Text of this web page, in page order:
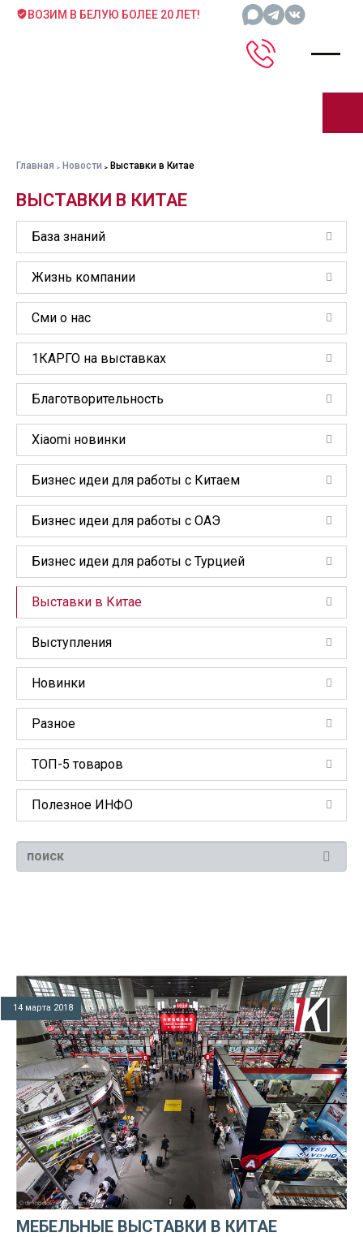
ВОЗИМ В БЕЛУЮ БОЛЕЕ 20 ЛЕТ!
Главная Новости Выставки в Китае
ВЫСТАВКИ В КИТАЕ
База знаний
Жизнь компании
Сми о нас
1КАРГО на выставках
Благотворительность
Xiaomi новинки
Бизнес идеи для работы с Китаем
Бизнес идеи для работы с ОАЭ
Бизнес идеи для работы с Турцией
Выставки в Китае
Выступления
Новинки
Разное
ТОП-5 товаров
Полезное ИНФО
14 марта 2018
МЕБЕЛЬНЫЕ ВЫСТАВКИ В КИТАЕ